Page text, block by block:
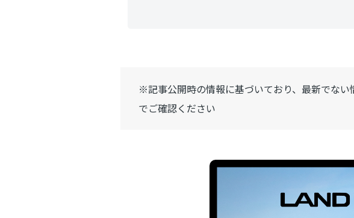
※記事公開時の情報に基づいており、最新でな
でご確認ください